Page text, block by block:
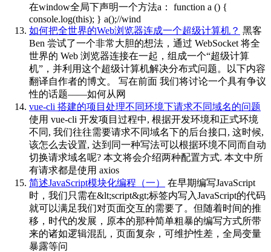
在window全局下声明一个方法a： function a () {
console.log(this); } a();//wind
如何把全世界的Web浏览器连成一个超级计算机？ 黑客
Ben 尝试了一个非常大胆的想法，通过 WebSocket 将全
世界的 Web 浏览器连接在一起，组成一个“超级计算
机”，并利用这个超级计算机解决分布式问题。以下内容
翻译自作者的博文。 写在前面 我们将讨论一个具有争议
性的话题——如何从网
vue-cli 搭建的项目处理不同环境下请求不同域名的问题
使用 vue-cli 开发项目过程中, 根据开发环境和正式环境
不同, 我们往往需要请求不同域名下的后台接口, 这时候,
该怎么去设置, 达到同一种写法可以根据环境不同而自动
切换请求域名呢? 本文将会介绍两种配置方式. 本文中所
有请求都是使用 axios
简述JavaScript模块化编程（一）
在早期编写JavaScript
时，我们只需在&lt;script&gt;标签内写入JavaScript的代码
就可以满足我们对页面交互的需要了。但随着时间的推
移，时代的发展，原本的那种简单粗暴的编写方式所带
来的诸如逻辑混乱，页面复杂，可维护性差，全局变量
暴露等问